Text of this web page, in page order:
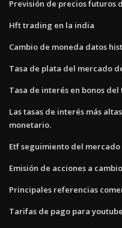
Previsión de precios futuros
Hft trading en la india
Cambio de moneda datos
Tasa de plata del mercado
Tasa de interés en bonos del
Las tasas de interés más
monetario.
Etf seguimiento del
Emisión de acciones a
Principales referencias
Tarifas de pago para youtube